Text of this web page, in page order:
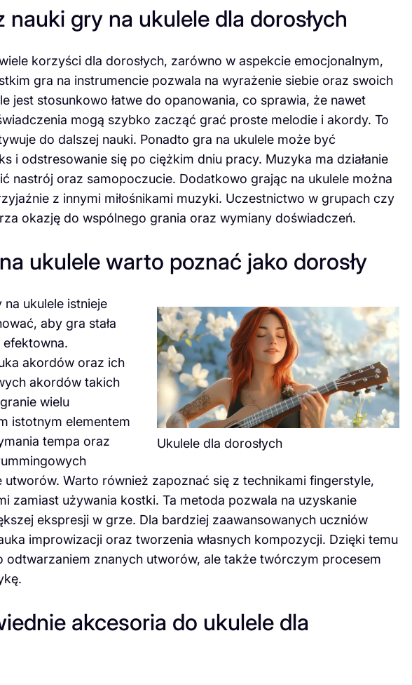
gry na ukulele dla dorosłych
korzyści dla dorosłych, zarówno w aspekcie emocjonalnym,
gra na instrumencie pozwala na wyrażenie siebie oraz swoich
jest stosunkowo łatwe do opanowania, co sprawia, że nawet
mogą szybko zacząć grać proste melodie i akordy. To
do dalszej nauki. Ponadto gra na ukulele może być
i odstresowanie się po ciężkim dniu pracy. Muzyka ma działanie
nastrój oraz samopoczucie. Dodatkowo grając na ukulele można
z innymi miłośnikami muzyki. Uczestnictwo w grupach czy
okazję do wspólnego grania oraz wymiany doświadczeń.
ukulele warto poznać jako dorosły
Ukulele dla dorosłych
ukulele istnieje
aby gra stała
akordów oraz ich
akordów takich
wielu
istotnym elementem
tempa oraz
utworów. Warto również zapoznać się z technikami fingerstyle,
zamiast używania kostki. Ta metoda pozwala na uzyskanie
ekspresji w grze. Dla bardziej zaawansowanych uczniów
improwizacji oraz tworzenia własnych kompozycji. Dzięki temu
odtwarzaniem znanych utworów, ale także twórczym procesem
akcesoria do ukulele dla